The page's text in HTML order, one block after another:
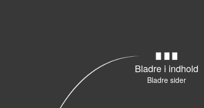
Bladre i indhold
Bladre sider